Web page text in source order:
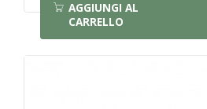
AGGIUNGI AL
CARRELLO